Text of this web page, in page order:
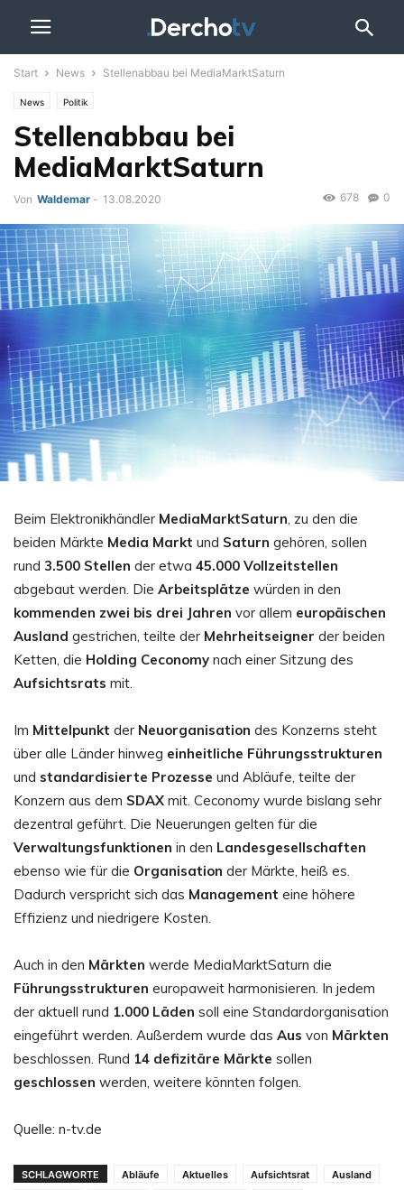
Start News Stellenabbau bei MediaMarktSaturn
News Politik
Stellenabbau bei
MediaMarktSaturn
Von Waldemar - 13.08.2020 0
678
Beim Elektronikhändler MediaMarktSaturn, zu den die
beiden Märkte Media Markt und Saturn gehören, sollen
rund 3.500 Stellen der etwa 45.000 Vollzeitstellen
abgebaut werden. Die Arbeitsplätze würden in den
kommenden zwei bis drei Jahren vor allem europäischen
Ausland gestrichen, teilte der Mehrheitseigner der beiden
Ketten, die Holding Ceconomy nach einer Sitzung des
Aufsichtsrats mit.
Im Mittelpunkt der Neuorganisation des Konzerns steht
über alle Länder hinweg einheitliche Führungsstrukturen
und standardisierte Prozesse und Abläufe, teilte der
Konzern aus dem SDAX mit. Ceconomy wurde bislang sehr
dezentral geführt. Die Neuerungen gelten für die
Verwaltungsfunktionen in den Landesgesellschaften
ebenso wie für die Organisation der Märkte, heiß es.
Dadurch verspricht sich das Management eine höhere
Effizienz und niedrigere Kosten.
Auch in den Märkten werde MediaMarktSaturn die
Führungsstrukturen europaweit harmonisieren. In jedem
der aktuell rund 1.000 Läden soll eine Standardorganisation
eingeführt werden. Außerdem wurde das Aus von Märkten
beschlossen. Rund 14 defizitäre Märkte sollen
geschlossen werden, weitere könnten folgen.
Quelle: n-tv.de
SCHLAGWORTE Abläufe Aktuelles Aufsichtsrat
Ausland